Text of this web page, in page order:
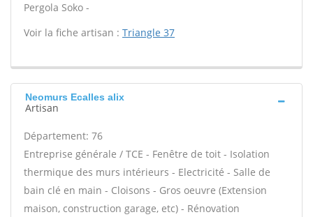
Pergola Soko -
Voir la fiche artisan : Triangle 37
Neomurs Ecalles alix
Artisan
Département: 76
Entreprise générale / TCE - Fenêtre de toit - Isolation
thermique des murs intérieurs - Electricité - Salle de
bain clé en main - Cloisons - Gros oeuvre (Extension
maison, construction garage, etc) - Rénovation